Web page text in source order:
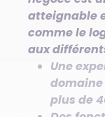
atteignable
comme le
aux
Une
plus de